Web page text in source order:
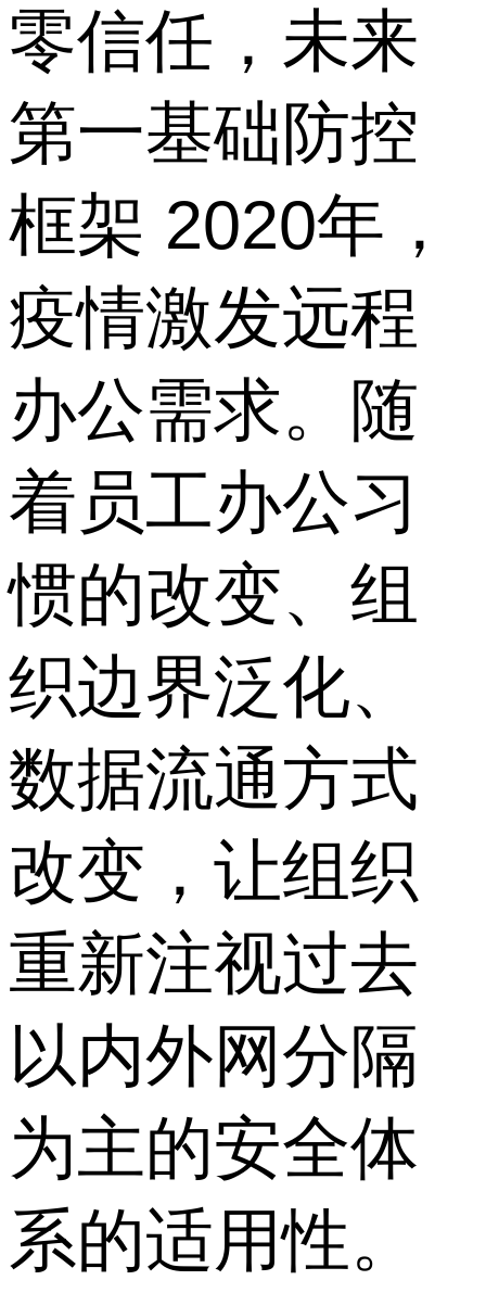
零信任，未来
第一基础防控
框架 2020年，
疫情激发远程
办公需求。随
着员工办公习
惯的改变、组
织边界泛化、
数据流通方式
改变，让组织
重新注视过去
以内外网分隔
为主的安全体
系的适用性。